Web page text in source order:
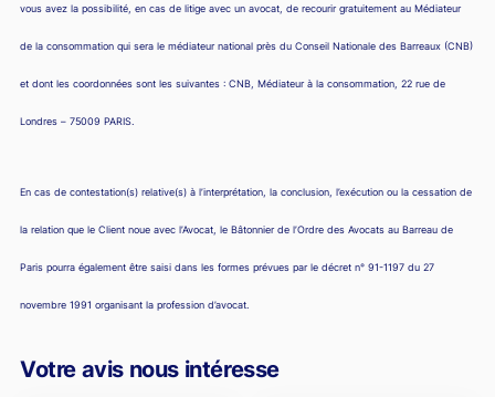
vous avez la possibilité, en cas de litige avec un avocat, de recourir gratuitement au Médiateur
de la consommation qui sera le médiateur national près du Conseil Nationale des Barreaux (CNB)
et dont les coordonnées sont les suivantes : CNB, Médiateur à la consommation, 22 rue de
Londres – 75009 PARIS.
En cas de contestation(s) relative(s) à l’interprétation, la conclusion, l’exécution ou la cessation de
la relation que le Client noue avec l’Avocat, le Bâtonnier de l’Ordre des Avocats au Barreau de
Paris pourra également être saisi dans les formes prévues par le décret n° 91-1197 du 27
novembre 1991 organisant la profession d’avocat.
Votre avis nous intéresse